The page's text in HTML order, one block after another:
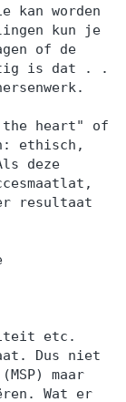
worden
kun je
of de
is dat . .
the heart" of
ethisch,
deze
resultaat
etc.
Dus niet
maar
Wat er